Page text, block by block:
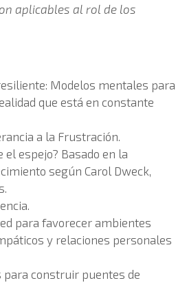
aplicables al rol de los
Modelos mentales para
que está en constante
a la Frustración.
el espejo? Basado en la
según Carol Dweck,
para favorecer ambientes
y relaciones personales
para construir puentes de